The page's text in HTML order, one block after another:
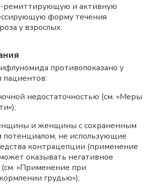
и активную
форму течения
у взрослых.
противопоказано у
пациентов:
недостаточностью (см. «Меры
и женщины с сохраненным
не использующие
контрацепции (применение
оказывать негативное
«Применение при
грудью»);